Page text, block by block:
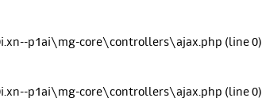
p1ai\mg-core\controllers\ajax.php (line 0)
p1ai\mg-core\controllers\ajax.php (line 0)